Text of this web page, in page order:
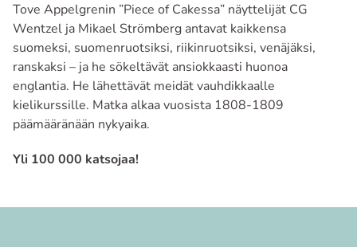
Tove Appelgrenin ”Piece of Cakessa” näyttelijät CG
Wentzel ja Mikael Strömberg antavat kaikkensa
suomeksi, suomenruotsiksi, riikinruotsiksi, venäjäksi,
ranskaksi – ja he sökeltävät ansiokkaasti huonoa
englantia. He lähettävät meidät vauhdikkaalle
kielikurssille. Matka alkaa vuosista 1808-1809
päämääränään nykyaika.
Yli 100 000 katsojaa!